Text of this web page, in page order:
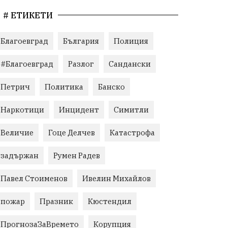
# ЕТИКЕТИ
Благоевград България Полиция
#Благоевград Разлог Сандански
Петрич Политика Банско
Наркотици Инцидент Симитли
Величие Гоце Делчев Катастрофа
задържан Румен Радев
Павел Стоименов Ивелин Михайлов
пожар Празник Кюстендил
ПрогнозаЗаВремето Корупция